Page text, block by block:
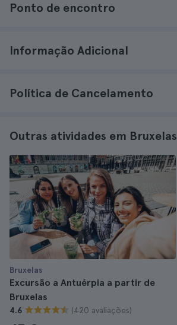
Ponto de encontro
Informação Adicional
Política de Cancelamento
Outras atividades em Bruxelas
Bruxelas
Excursão a Antuérpia a partir de
Bruxelas
4.6 (420 avaliações)